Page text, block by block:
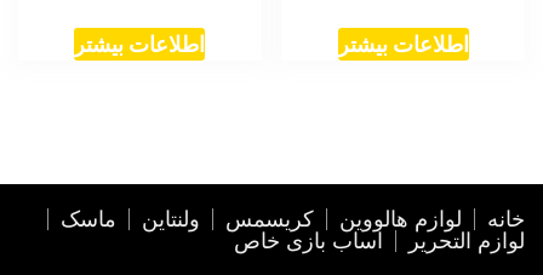
اطلاعات بیشتر اطلاعات بیشتر
خانه لوازم هالووین کریسمس ولنتاین ماسک
لوازم التحریر اساب بازی خاص